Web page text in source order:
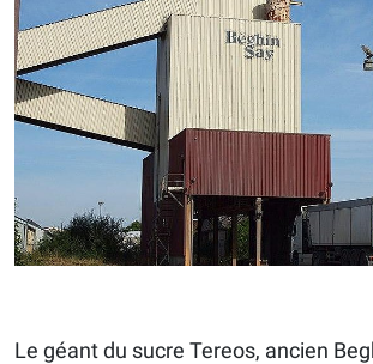
Le géant du sucre Tereos, ancien